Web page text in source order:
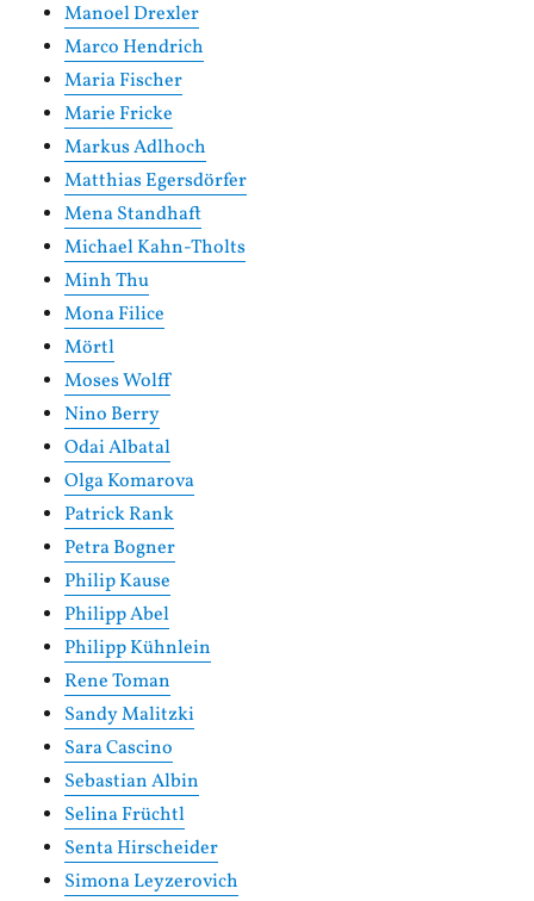
Manoel Drexler
Marco Hendrich
Maria Fischer
Marie Fricke
Markus Adlhoch
Matthias Egersdörfer
Mena Standhaft
Michael Kahn-Tholts
Minh Thu
Mona Filice
Mörtl
Moses Wolff
Nino Berry
Odai Albatal
Olga Komarova
Patrick Rank
Petra Bogner
Philip Kause
Philipp Abel
Philipp Kühnlein
Rene Toman
Sandy Malitzki
Sara Cascino
Sebastian Albin
Selina Früchtl
Senta Hirscheider
Simona Leyzerovich